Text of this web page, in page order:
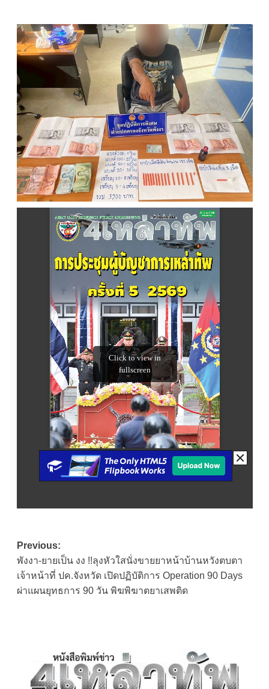
Post
navigation
Previous:
พังงา-ยายเป็น งง !!ลุงหัวใสนั่งขายยาหน้าบ้านหวังตบตา
เจ้าหน้าที่ ปค.จังหวัด เปิดปฏิบัติการ Operation 90 Days
ผ่าแผนยุทธการ 90 วัน พิฆพิฆาตยาเสพติด